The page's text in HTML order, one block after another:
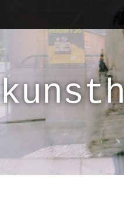
n
m
e
n
u
i
t
o
c
o
n
t
t